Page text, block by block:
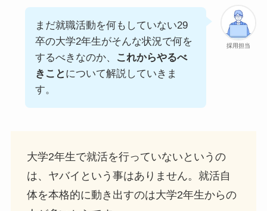
採用担当
まだ就職活動を何もしていない29
卒の大学2年生がそんな状況で何を
するべきなのか、
これからやるべ
きこと について解説していきま
す。
大学2年生で就活を行っていないというの
は、ヤバイという事はありません。就活自
体を本格的に動き出すのは大学2年生からの